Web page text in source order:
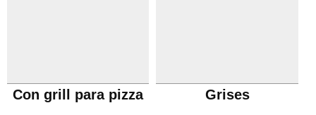
Con grill para pizza Grises